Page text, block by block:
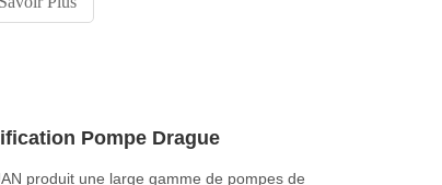
en compte les variables suivantes:
Pompe Drague
produit une large gamme de pompes de